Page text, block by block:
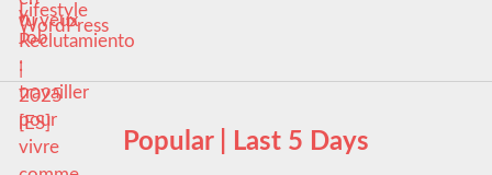
tu veux
Popular | Last 5 Days